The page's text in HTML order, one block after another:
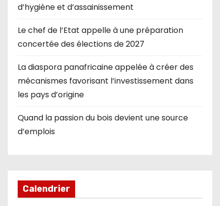
d’hygiène et d’assainissement
Le chef de l’Etat appelle à une préparation
concertée des élections de 2027
La diaspora panafricaine appelée à créer des
mécanismes favorisant l’investissement dans
les pays d’origine
Quand la passion du bois devient une source
d’emplois
Calendrier